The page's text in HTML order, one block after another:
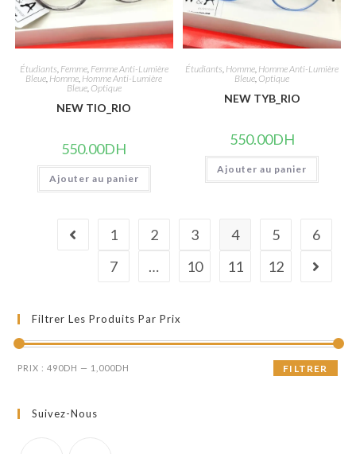
Étudiants, Femme, Femme Anti-Lumière
Bleue, Homme, Homme Anti-Lumière
Bleue, Optique
NEW TIO_RIO
550.00DH
Ajouter au panier
Étudiants, Homme, Homme Anti-Lumière
Bleue, Optique
NEW TYB_RIO
550.00DH
Ajouter au panier
1 2 3 4 5
6
7
… 10 11 12
Filtrer Les Produits Par Prix
Prix
Prix
FILTRER
PRIX :490DH — 1,000DH
Suivez-Nous